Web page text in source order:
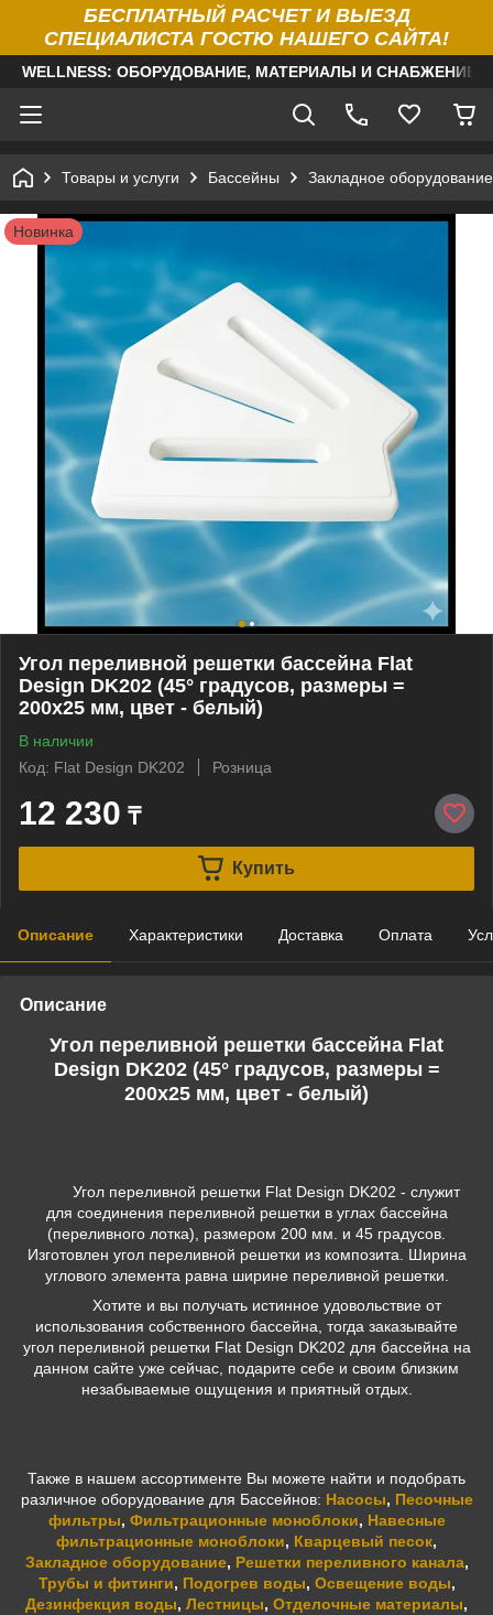
БЕСПЛАТНЫЙ РАСЧЕТ И ВЫЕЗД
СПЕЦИАЛИСТА ГОСТЮ НАШЕГО САЙТА!
WELLNESS: ОБОРУДОВАНИЕ, МАТЕРИАЛЫ И
Товары и услуги Бассейны Закладное
Новинка
Угол переливной решетки бассейна Flat
Design DK202 (45° градусов, размеры =
200x25 мм, цвет - белый)
В наличии
Код: Flat Design DK202
Розница
12 230 ₸
Купить
Описание Характеристики Доставка Оплата
Описание
Угол переливной решетки бассейна Flat
Design DK202 (45° градусов, размеры =
200x25 мм, цвет - белый)
Угол переливной решетки Flat Design DK202 - служит
для соединения переливной решетки в углах бассейна
(переливного лотка), размером 200 мм. и 45 градусов.
Изготовлен угол переливной решетки из композита. Ширина
углового элемента равна ширине переливной решетки.
Хотите и вы получать истинное удовольствие от
использования собственного бассейна, тогда заказывайте
угол переливной решетки Flat Design DK202 для бассейна на
данном сайте уже сейчас, подарите себе и своим близким
незабываемые ощущения и приятный отдых.
Также в нашем ассортименте Вы можете найти и подобрать
различное оборудование для Бассейнов: Насосы, Песочные
фильтры, Фильтрационные моноблоки, Навесные
фильтрационные моноблоки, Кварцевый песок,
Закладное оборудование, Решетки переливного канала,
Трубы и фитинги, Подогрев воды, Освещение воды,
Дезинфекция воды, Лестницы, Отделочные материалы,